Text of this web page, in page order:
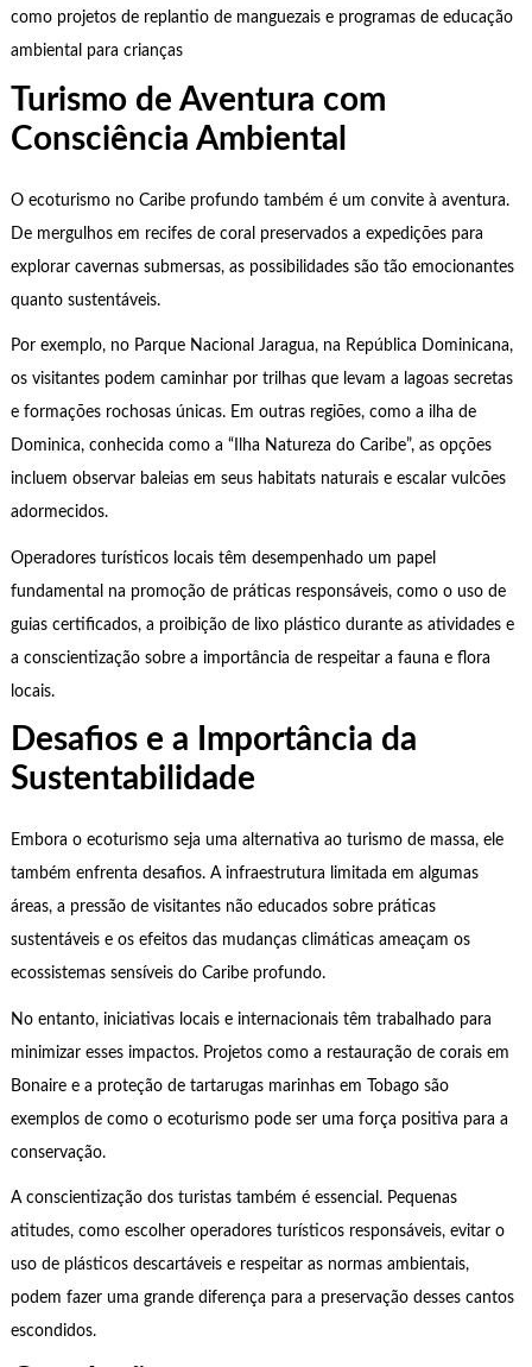
como projetos de replantio de manguezais e programas de educação
ambiental para crianças
Turismo de Aventura com
Consciência Ambiental
O ecoturismo no Caribe profundo também é um convite à aventura.
De mergulhos em recifes de coral preservados a expedições para
explorar cavernas submersas, as possibilidades são tão emocionantes
quanto sustentáveis.
Por exemplo, no Parque Nacional Jaragua, na República Dominicana,
os visitantes podem caminhar por trilhas que levam a lagoas secretas
e formações rochosas únicas. Em outras regiões, como a ilha de
Dominica, conhecida como a “Ilha Natureza do Caribe”, as opções
incluem observar baleias em seus habitats naturais e escalar vulcões
adormecidos.
Operadores turísticos locais têm desempenhado um papel
fundamental na promoção de práticas responsáveis, como o uso de
guias certificados, a proibição de lixo plástico durante as atividades e
a conscientização sobre a importância de respeitar a fauna e flora
locais.
Desafios e a Importância da
Sustentabilidade
Embora o ecoturismo seja uma alternativa ao turismo de massa, ele
também enfrenta desafios. A infraestrutura limitada em algumas
áreas, a pressão de visitantes não educados sobre práticas
sustentáveis e os efeitos das mudanças climáticas ameaçam os
ecossistemas sensíveis do Caribe profundo.
No entanto, iniciativas locais e internacionais têm trabalhado para
minimizar esses impactos. Projetos como a restauração de corais em
Bonaire e a proteção de tartarugas marinhas em Tobago são
exemplos de como o ecoturismo pode ser uma força positiva para a
conservação.
A conscientização dos turistas também é essencial. Pequenas
atitudes, como escolher operadores turísticos responsáveis, evitar o
uso de plásticos descartáveis e respeitar as normas ambientais,
podem fazer uma grande diferença para a preservação desses cantos
escondidos.